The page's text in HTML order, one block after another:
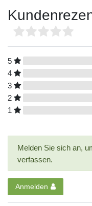
5
4
3
2
1
Melden Sie sich an,
verfassen.
Anmelden